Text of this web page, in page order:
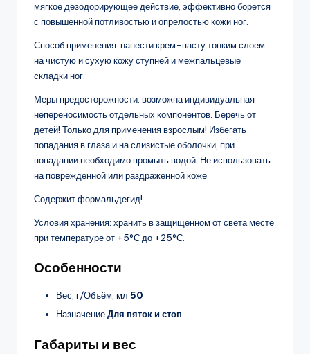
мягкое дезодорирующее действие, эффективно борется
с повышенной потливостью и опрелостью кожи ног.
Способ применения: нанести крем-пасту тонким слоем
на чистую и сухую кожу ступней и межпальцевые
складки ног.
Меры предосторожности: возможна индивидуальная
непереносимость отдельных компонентов. Беречь от
детей! Только для применения взрослым! Избегать
попадания в глаза и на слизистые оболочки, при
попадании необходимо промыть водой. Не использовать
на поврежденной или раздраженной коже.
Содержит формальдегид!
Условия хранения: хранить в защищенном от света месте
при температуре от +5°С до +25°С.
Особенности
Вес, г/Объём, мл 50
НазначениеДля пяток и стоп
Габариты и вес